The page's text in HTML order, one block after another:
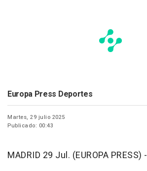
Europa Press Deportes
Martes, 29 julio 2025
Publicado: 00:43
MADRID 29 Jul. (EUROPA PRESS) -